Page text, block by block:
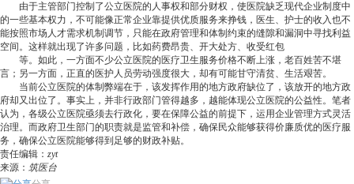
由于主管部门控制了公立医院的人事权和部分财权，使医院缺乏现代企业制度中
的一些基本权力，不可能像正常企业靠提供优质服务来挣钱，医生、护士的收入也不
能按照市场人才需求机制调节，只能在政府管理和体制约束的缝隙和漏洞中寻找利益
空间。这样就出现了许多问题，比如药费昂贵、开大处方、收受红包
等。如此，一方面不少公立医院的医疗卫生服务价格不断上涨，老百姓苦不堪
言；另一方面，正直的医护人员劳动强度很大，却有可能甘守清贫、生活艰苦。
当前公立医院的体制弊端在于，该发挥作用的地方政府缺位了，该放开的地方政
府却又出位了。事实上，并非行政部门管得越多，越能体现公立医院的公益性。笔者
认为，各级公立医院亟须去行政化，要在保障公益的前提下，运用企业管理方式灵活
治理。而政府卫生部门的职责就是监管和补偿，确保民众能够获得价廉质优的医疗服
务，确保公立医院能够得到足够的财政补贴。
责任编辑： zyt
来源： 筑医台